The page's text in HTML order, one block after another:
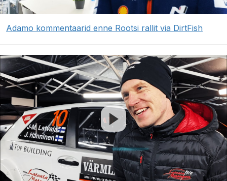
Adamo kommentaarid enne Rootsi rallit via DirtFish